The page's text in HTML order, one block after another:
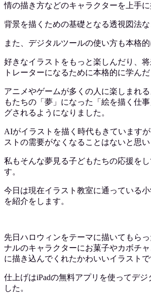
情の描き方などのキャラクターを上手に
背景を描くための基礎となる透視図法な
また、デジタルツールの使い方も本格的
好きなイラストをもっと楽しんだり、
トレーターになるために本格的に学んだ
アニメやゲームが多くの人に楽しまれ
もたちの「夢」になった「絵を描く仕
グされるようになりました。
AIがイラストを描く時代もきています
ストの需要がなくなることはないと思い
私もそんな夢見る子どもたちの応援を
す。
今日は現在イラスト教室に通っている
を紹介をします。
先日ハロウィンをテーマに描いてもら
ナルのキャラクターにお菓子やカボチ
に描き込んでくれたかわいいイラストで
仕上げはiPadの無料アプリを使ってデジ
した。